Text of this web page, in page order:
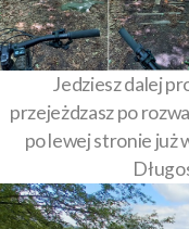
Jedziesz dalej
przejeżdzasz po
po lewej stronie już